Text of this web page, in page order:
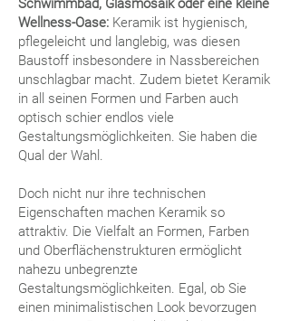
Schwimmbad, Glasmosaik oder eine kleine
Wellness-Oase: Keramik ist hygienisch,
pflegeleicht und langlebig, was diesen
Baustoff insbesondere in Nassbereichen
unschlagbar macht. Zudem bietet Keramik
in all seinen Formen und Farben auch
optisch schier endlos viele
Gestaltungsmöglichkeiten. Sie haben die
Qual der Wahl.
Doch nicht nur ihre technischen
Eigenschaften machen Keramik so
attraktiv. Die Vielfalt an Formen, Farben
und Oberflächenstrukturen ermöglicht
nahezu unbegrenzte
Gestaltungsmöglichkeiten. Egal, ob Sie
einen minimalistischen Look bevorzugen